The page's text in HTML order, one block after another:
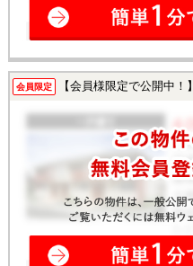
会員限定 【会員様限定で公開中！】